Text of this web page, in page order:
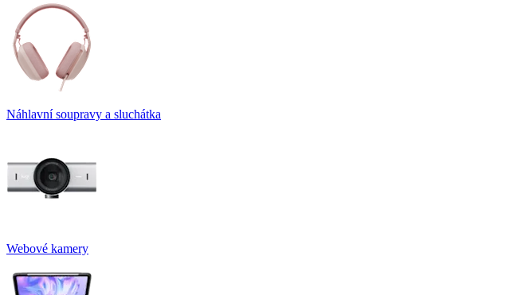
Náhlavní soupravy a sluchátka
Webové kamery